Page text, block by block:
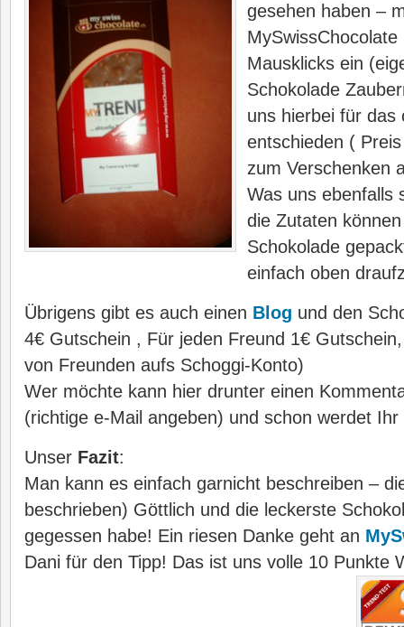
gesehen haben –
Mausklicks ein
Schokolade
uns hierbei für das
entschieden (
zum Verschenken
Was uns ebenfalls
die Zutaten
Schokolade
einfach oben
Übrigens gibt es auch einen Blog und den
4€ Gutschein , Für jeden Freund 1€
von Freunden aufs Schoggi-Konto)
Wer möchte kann hier drunter einen
(richtige e-Mail angeben) und schon werdet
Unser Fazit:
Man kann es einfach garnicht beschreiben –
beschrieben) Göttlich und die leckerste
gegessen habe! Ein riesen Danke geht an
Dani für den Tipp! Das ist uns volle 10 Punkte